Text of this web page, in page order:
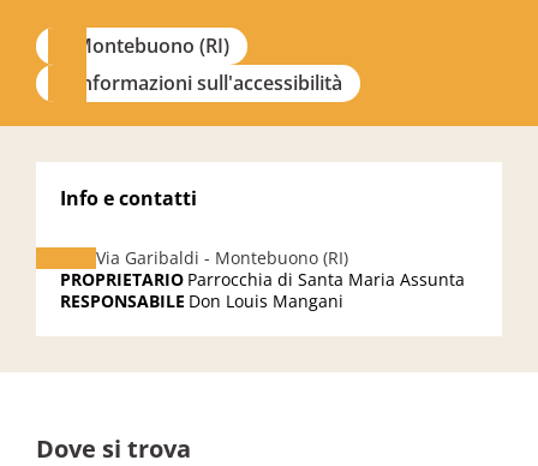
Montebuono (RI)
Informazioni sull'accessibilità
Info e contatti
Via Garibaldi - Montebuono (RI)
PROPRIETARIO Parrocchia di Santa Maria Assunta
RESPONSABILE Don Louis Mangani
Dove si trova